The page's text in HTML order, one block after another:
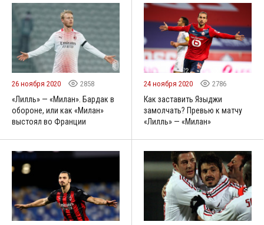
26 ноября 2020 2858
«Лилль» — «Милан». Бардак в
обороне, или как «Милан»
выстоял во Франции
24 ноября 2020 2786
Как заставить Языджи
замолчать? Превью к матчу
«Лилль» — «Милан»